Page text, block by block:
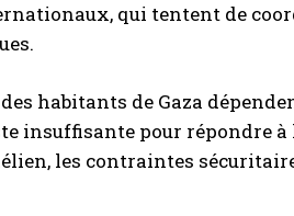
qui tentent de
habitants de Gaza
insuffisante pour répondre
les contraintes